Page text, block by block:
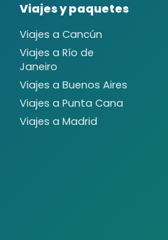
Viajes y paquetes
Viajes a Cancún
Viajes a Río de
Janeiro
Viajes a Buenos Aires
Viajes a Punta Cana
Viajes a Madrid